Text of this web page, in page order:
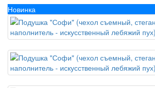
Новинка